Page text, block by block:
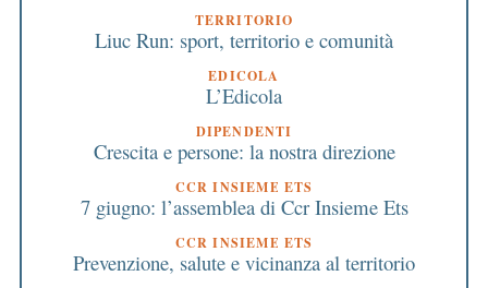
TERRITORIO
Liuc Run: sport, territorio e comunità
EDICOLA
L’Edicola
DIPENDENTI
Crescita e persone: la nostra direzione
CCR INSIEME ETS
7 giugno: l’assemblea di Ccr Insieme Ets
CCR INSIEME ETS
Prevenzione, salute e vicinanza al territorio